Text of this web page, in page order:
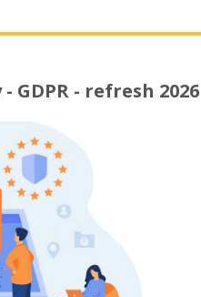
GDPR - refresh 2026